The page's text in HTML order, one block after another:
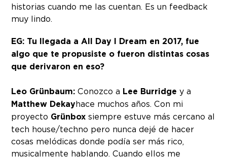
historias cuando me las cuentan. Es un feedback
muy lindo.
EG: Tu llegada a All Day I Dream en 2017, fue
algo que te propusiste o fueron distintas cosas
que derivaron en eso?
Leo Grünbaum: Conozco a Lee Burridge y a
Matthew Dekayhace muchos años. Con mi
proyecto Grünbox siempre estuve más cercano al
tech house/techno pero nunca dejé de hacer
cosas melódicas donde podía ser más rico,
musicalmente hablando. Cuando ellos me